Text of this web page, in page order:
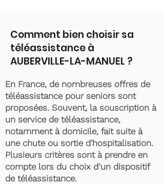
Comment bien choisir sa
téléassistance à
AUBERVILLE-LA-MANUEL ?
En France, de nombreuses offres de
téléassistance pour seniors sont
proposées. Souvent, la souscription à
un service de téléassistance,
notamment à domicile, fait suite à
une chute ou sortie d'hospitalisation.
Plusieurs critères sont à prendre en
compte lors du choix d’un dispositif
de téléassistance.